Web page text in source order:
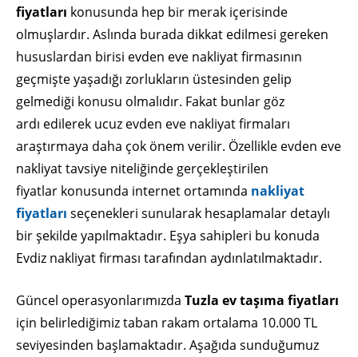
fiyatları konusunda hep bir merak içerisinde
olmuşlardır. Aslında burada dikkat edilmesi gereken
hususlardan birisi evden eve nakliyat firmasının
geçmişte yaşadığı zorlukların üstesinden gelip
gelmediği konusu olmalıdır. Fakat bunlar göz
ardı edilerek ucuz evden eve nakliyat firmaları
araştırmaya daha çok önem verilir. Özellikle evden eve
nakliyat tavsiye niteliğinde gerçekleştirilen
fiyatlar konusunda internet ortamında nakliyat
fiyatları seçenekleri sunularak hesaplamalar detaylı
bir şekilde yapılmaktadır. Eşya sahipleri bu konuda
Evdiz nakliyat firması tarafından aydınlatılmaktadır.
Güncel operasyonlarımızda Tuzla ev taşıma fiyatları
için belirlediğimiz taban rakam ortalama 10.000 TL
seviyesinden başlamaktadır. Aşağıda sunduğumuz